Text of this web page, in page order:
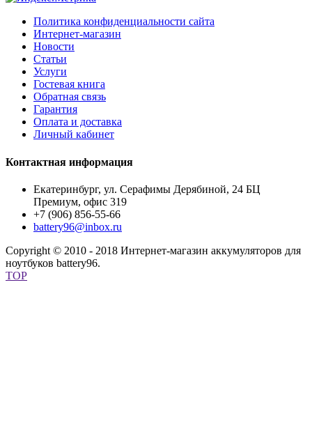
Политика конфиденциальности сайта
Интернет-магазин
Новости
Статьи
Услуги
Гостевая книга
Обратная связь
Гарантия
Оплата и доставка
Личный кабинет
Контактная информация
Екатеринбург, ул. Серафимы Дерябиной, 24 БЦ
Премиум, офис 319
+7 (906) 856-55-66
battery96@inbox.ru
Copyright © 2010 - 2018 Интернет-магазин аккумуляторов для
ноутбуков battery96.
TOP